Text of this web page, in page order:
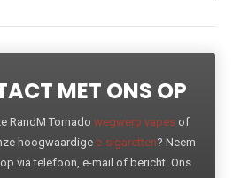
MET ONS OP
RandM Tornado wegwerp vapes of
hoogwaardige e-sigaretten? Neem
via telefoon, e-mail of bericht. Ons